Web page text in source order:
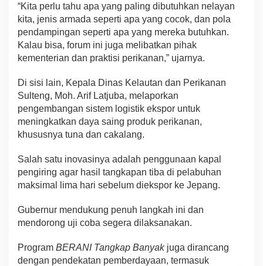
“Kita perlu tahu apa yang paling dibutuhkan nelayan
kita, jenis armada seperti apa yang cocok, dan pola
pendampingan seperti apa yang mereka butuhkan.
Kalau bisa, forum ini juga melibatkan pihak
kementerian dan praktisi perikanan,” ujarnya.
Di sisi lain, Kepala Dinas Kelautan dan Perikanan
Sulteng, Moh. Arif Latjuba, melaporkan
pengembangan sistem logistik ekspor untuk
meningkatkan daya saing produk perikanan,
khususnya tuna dan cakalang.
Salah satu inovasinya adalah penggunaan kapal
pengiring agar hasil tangkapan tiba di pelabuhan
maksimal lima hari sebelum diekspor ke Jepang.
Gubernur mendukung penuh langkah ini dan
mendorong uji coba segera dilaksanakan.
Program BERANI Tangkap Banyakjuga dirancang
dengan pendekatan pemberdayaan, termasuk